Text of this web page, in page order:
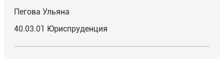
Пегова Ульяна
40.03.01 Юриспруденция